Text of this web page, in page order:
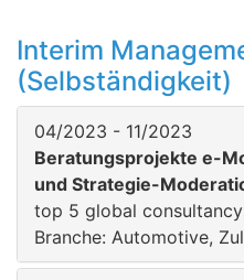
Interim
(Selbständigkeit)
04/2023 - 11/2023
Beratungsprojekte e-
und Strategie-
top 5 global
Branche: Automotive,